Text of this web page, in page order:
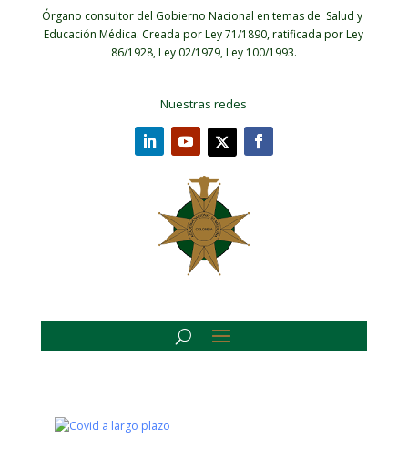
Órgano consultor del Gobierno Nacional en temas de Salud y
Educación Médica. Creada por Ley 71/1890, ratificada por Ley
86/1928, Ley 02/1979, Ley 100/1993.
Nuestras redes